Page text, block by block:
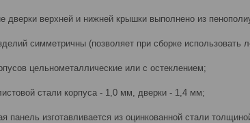
дверки верхней и нижней крышки выполнено из
симметричны (позволяет при сборке использовать
цельнометаллические или с остеклением;
стали корпуса - 1,0 мм, дверки - 1,4 мм;
панель изготавливается из оцинкованной стали